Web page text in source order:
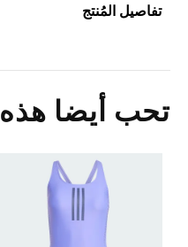
تفاصيل المُنتج
تحب أيضا هذه